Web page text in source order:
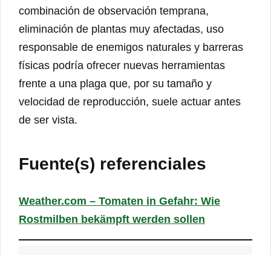
combinación de observación temprana,
eliminación de plantas muy afectadas, uso
responsable de enemigos naturales y barreras
físicas podría ofrecer nuevas herramientas
frente a una plaga que, por su tamaño y
velocidad de reproducción, suele actuar antes
de ser vista.
Fuente(s) referenciales
Weather.com – Tomaten in Gefahr: Wie
Rostmilben bekämpft werden sollen